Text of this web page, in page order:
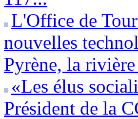
L'Office de
nouvelles
Pyrène, la
«Les élus
Président de la